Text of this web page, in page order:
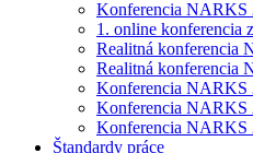
Konferencia NARKS
1. online konferencia
Realitná konferencia
Realitná konferencia
Konferencia NARKS
Konferencia NARKS
Konferencia NARKS
Štandardy práce